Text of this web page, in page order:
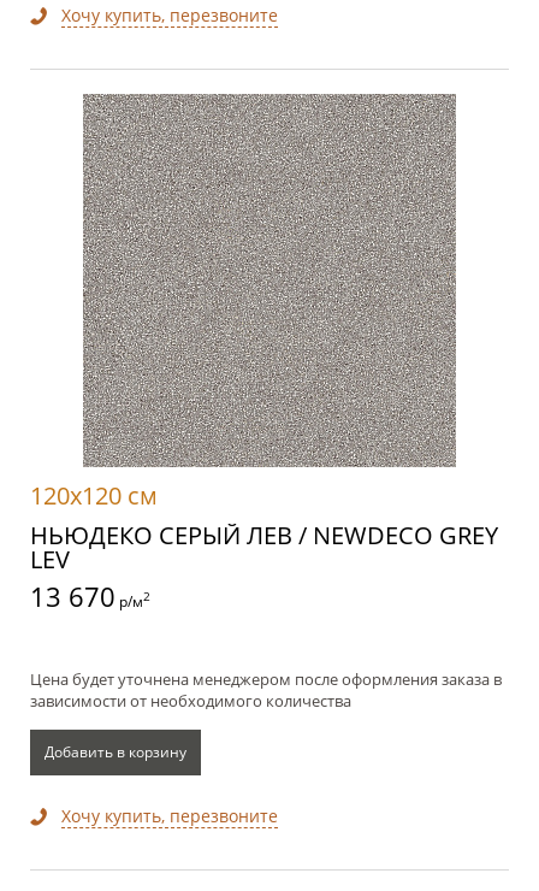
Хочу купить, перезвоните
120x120 см
НЬЮДЕКО СЕРЫЙ ЛЕВ / NEWDECO GREY
LEV
13 670 р/м2
Цена будет уточнена менеджером после оформления заказа в
зависимости от необходимого количества
Добавить в корзину
Хочу купить, перезвоните